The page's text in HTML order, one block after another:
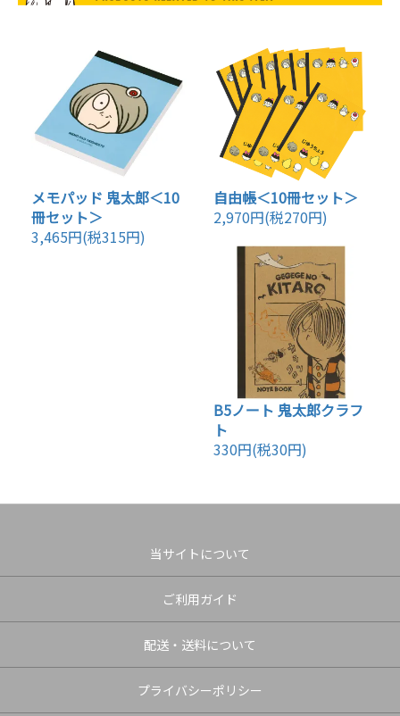
メモパッド 鬼太郎＜10
冊セット＞
3,465円(税315円)
自由帳＜10冊セット＞
2,970円(税270円)
B5ノート 鬼太郎クラフ
ト
330円(税30円)
当サイトについて
ご利用ガイド
配送・送料について
プライバシーポリシー